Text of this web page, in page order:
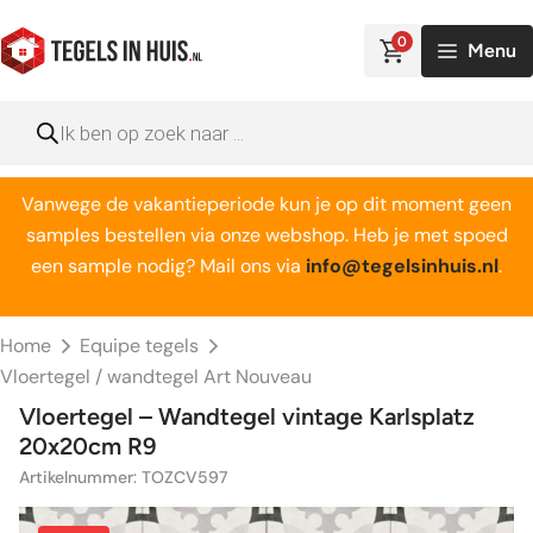
naar
de
0 Menu
zoeken
Vanwege de vakantieperiode kun je op dit moment geen
samples bestellen via onze webshop. Heb je met spoed
een sample nodig? Mail ons via info@tegelsinhuis.nl.
Home
Equipe tegels
Vloertegel / wandtegel Art Nouveau
Vloertegel – Wandtegel vintage Karlsplatz
20x20cm R9
Artikelnummer: TOZCV597